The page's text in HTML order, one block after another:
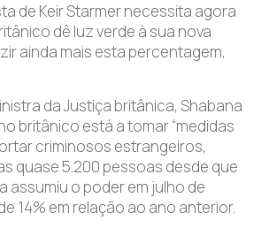
de Keir Starmer necessita agora
dê luz verde à sua nova
ainda mais esta percentagem,
da Justiça britânica, Shabana
britânico está a tomar “medidas
criminosos estrangeiros,
quase 5.200 pessoas desde que
assumiu o poder em julho de
14% em relação ao ano anterior.